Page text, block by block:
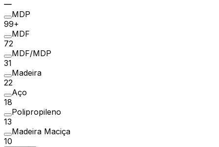
MDP
99+
MDF
72
MDF/MDP
31
Madeira
22
Aço
18
Polipropileno
13
Madeira Maciça
10